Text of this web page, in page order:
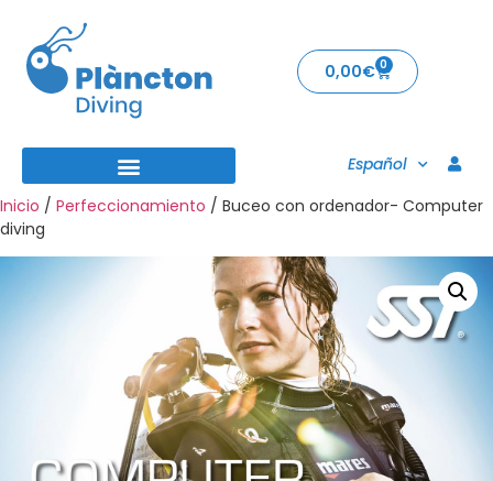
0,00€ 0
Español
Inicio / Perfeccionamiento / Buceo con ordenador- Computer
diving